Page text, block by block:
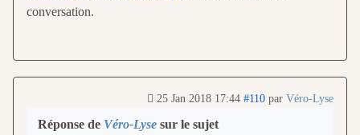
conversation.
25 Jan 2018 17:44 #110 par Véro-Lyse
Réponse de Véro-Lyse sur le sujet